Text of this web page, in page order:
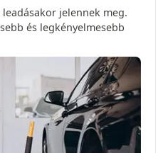
jelennek meg.
és legkényelmesebb